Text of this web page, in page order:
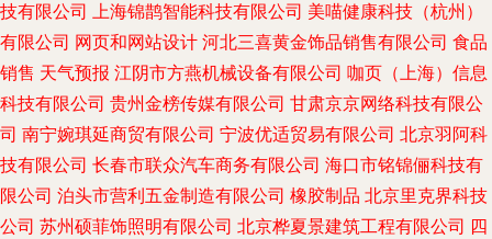
技有限公司 上海锦鹊智能科技有限公司 美喵健康科技（杭州）
有限公司 网页和网站设计 河北三喜黄金饰品销售有限公司 食品
销售 天气预报 江阴市方燕机械设备有限公司 咖页（上海）信息
科技有限公司 贵州金榜传媒有限公司 甘肃京京网络科技有限公
司 南宁婉琪延商贸有限公司 宁波优适贸易有限公司 北京羽阿科
技有限公司 长春市联众汽车商务有限公司 海口市铭锦俪科技有
限公司 泊头市营利五金制造有限公司 橡胶制品 北京里克界科技
公司 苏州硕菲饰照明有限公司 北京桦夏景建筑工程有限公司 四